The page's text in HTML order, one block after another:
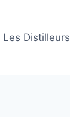
Les Distilleurs